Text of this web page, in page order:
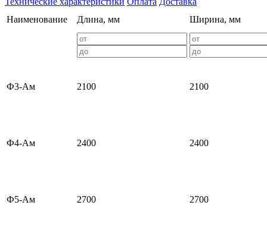
Наименование
Длина, мм Ширина, мм
Ф3-Ам 2100 2100
Ф4-Ам 2400 2400
Ф5-Ам 2700 2700